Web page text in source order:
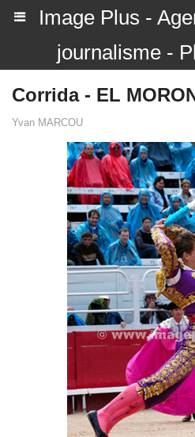
Image Plus -
journalisme -
Corrida - EL
Yvan MARCOU